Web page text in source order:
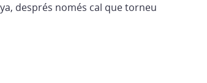
després només cal que torneu